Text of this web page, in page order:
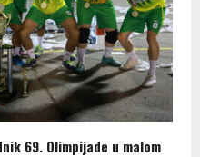
69. Olimpijade u malom